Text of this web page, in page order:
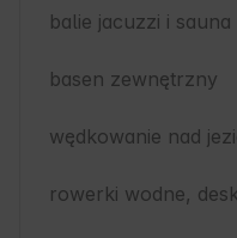
balie jacuzzi i sauna
basen zewnętrzny
wędkowanie nad
rowerki wodne,